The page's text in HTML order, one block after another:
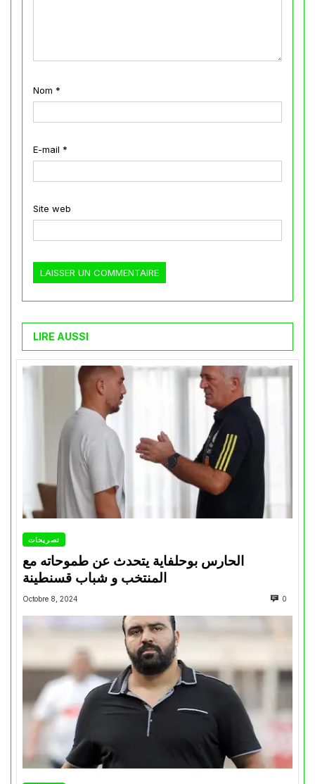
Nom *
E-mail *
Site web
LIRE AUSSI
تصريحات
الحارس بوحلفاية يتحدث عن طموحاته مع
المنتخب و شباب قسنطينة
Octobre 8, 2024 0